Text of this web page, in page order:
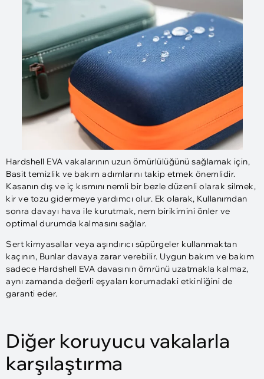
Hardshell EVA vakalarının uzun ömürlülüğünü sağlamak için,
Basit temizlik ve bakım adımlarını takip etmek önemlidir.
Kasanın dış ve iç kısmını nemli bir bezle düzenli olarak silmek,
kir ve tozu gidermeye yardımcı olur. Ek olarak, Kullanımdan
sonra davayı hava ile kurutmak, nem birikimini önler ve
optimal durumda kalmasını sağlar.
Sert kimyasallar veya aşındırıcı süpürgeler kullanmaktan
kaçının, Bunlar davaya zarar verebilir. Uygun bakım ve bakım
sadece Hardshell EVA davasının ömrünü uzatmakla kalmaz,
aynı zamanda değerli eşyaları korumadaki etkinliğini de
garanti eder.
Diğer koruyucu vakalarla
karşılaştırma